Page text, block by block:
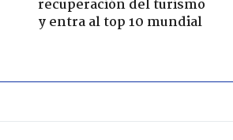
recuperación del turismo
y entra al top 10 mundial